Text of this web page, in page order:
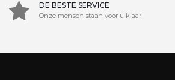
DE BESTE SERVICE
Onze mensen staan voor u klaar